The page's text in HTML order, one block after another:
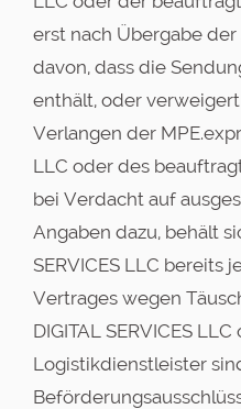
erst nach Übergabe
davon, dass die
enthält, oder
Verlangen der
LLC oder des
bei Verdacht auf
Angaben dazu, behält
SERVICES LLC bereits
Vertrages wegen
DIGITAL SERVICES
Logistikdienstleister